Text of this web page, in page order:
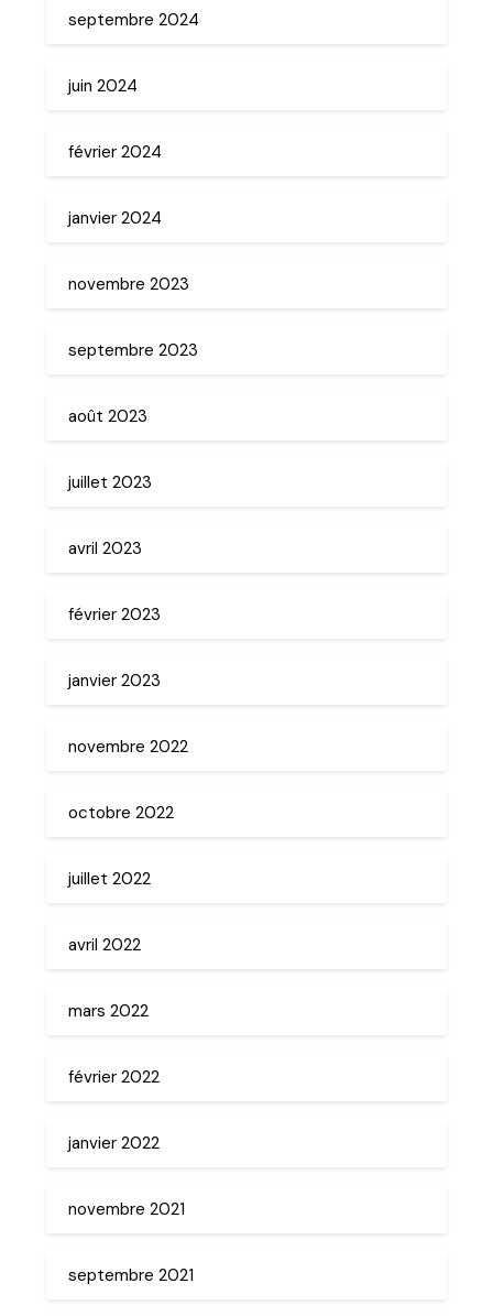
septembre 2024
juin 2024
février 2024
janvier 2024
novembre 2023
septembre 2023
août 2023
juillet 2023
avril 2023
février 2023
janvier 2023
novembre 2022
octobre 2022
juillet 2022
avril 2022
mars 2022
février 2022
janvier 2022
novembre 2021
septembre 2021